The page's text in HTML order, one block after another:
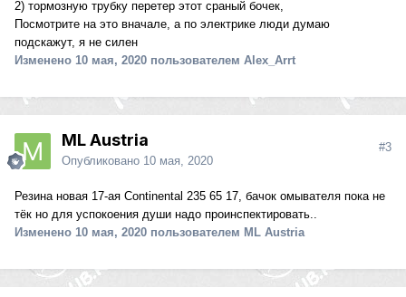
2) тормозную трубку перетер этот сраный бочек,
Посмотрите на это вначале, а по электрике люди думаю
подскажут, я не силен
Изменено 10 мая, 2020 пользователем Alex_Arrt
ML Austria
Опубликовано 10 мая, 2020
#3
Резина новая 17-ая Continental 235 65 17, бачок омывателя пока не
тёк но для успокоения души надо проинспектировать..
Изменено 10 мая, 2020 пользователем ML Austria